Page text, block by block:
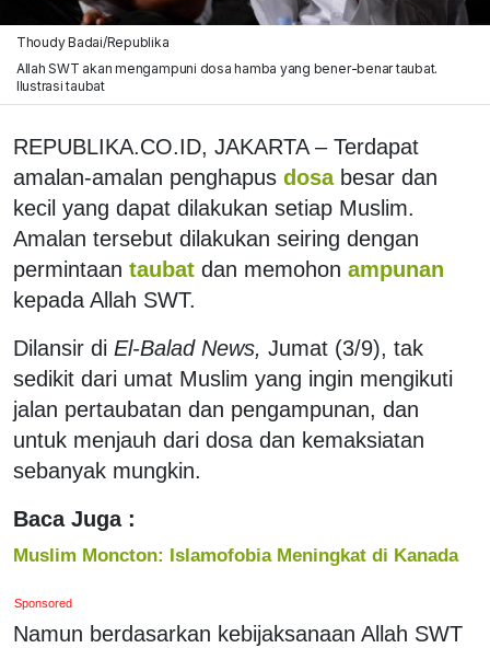
Thoudy Badai/Republika
Allah SWT akan mengampuni dosa hamba yang bener-benar taubat.
Ilustrasi taubat
REPUBLIKA.CO.ID, JAKARTA – Terdapat
amalan-amalan penghapus dosa besar dan
kecil yang dapat dilakukan setiap Muslim.
Amalan tersebut dilakukan seiring dengan
permintaan taubat dan memohon ampunan
kepada Allah SWT.
Dilansir di El-Balad News, Jumat (3/9), tak
sedikit dari umat Muslim yang ingin mengikuti
jalan pertaubatan dan pengampunan, dan
untuk menjauh dari dosa dan kemaksiatan
sebanyak mungkin.
Baca Juga :
Muslim Moncton: Islamofobia Meningkat di Kanada
Sponsored
Namun berdasarkan kebijaksanaan Allah SWT